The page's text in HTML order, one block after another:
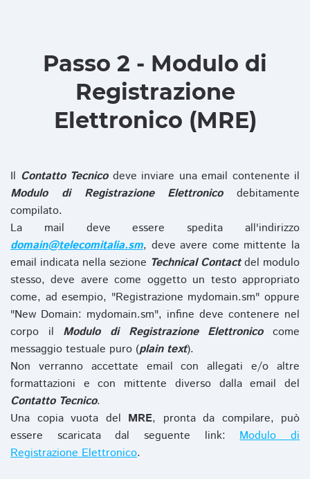
Passo 2 - Modulo di
Registrazione
Elettronico (MRE)
Il Contatto Tecnicodeve inviare una email contenente il
Modulo di Registrazione Elettronicodebitamente
compilato.
La mail deve essere spedita all'indirizzo
domain@telecomitalia.sm, deve avere come mittente la
email indicata nella sezione Technical Contactdel modulo
stesso, deve avere come oggetto un testo appropriato
come, ad esempio, "Registrazione mydomain.sm" oppure
"New Domain: mydomain.sm", infine deve contenere nel
corpo il Modulo di Registrazione Elettronicocome
messaggio testuale puro (plain text).
Non verranno accettate email con allegati e/o altre
formattazioni e con mittente diverso dalla email del
Contatto Tecnico.
Una copia vuota del MRE, pronta da compilare, può
essere scaricata dal seguente link:Modulo di
Registrazione Elettronico.